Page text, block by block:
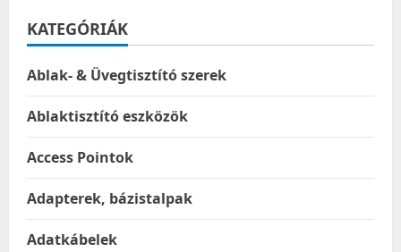
KATEGÓRIÁK
Ablak- & Üvegtisztító szerek
Ablaktisztító eszközök
Access Pointok
Adapterek, bázistalpak
Adatkábelek